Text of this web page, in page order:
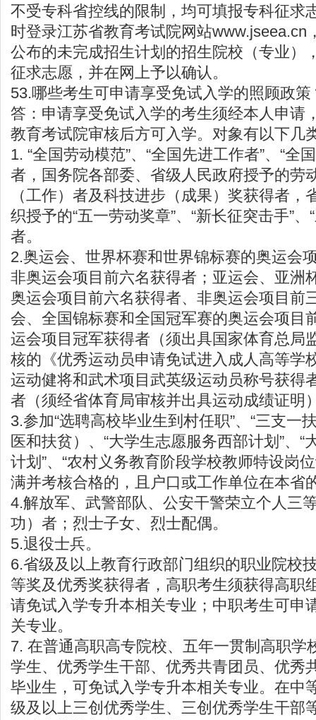
不受专科省控线的限制，均可填报专科征求
时登录江苏省教育考试院网站www.jseea.cn
公布的未完成招生计划的招生院校（专业）
征求志愿，并在网上予以确认。
53.哪些考生可申请享受免试入学的照顾政策
答：申请享受免试入学的考生须经本人申请
教育考试院审核后方可入学。对象有以下几
1. “全国劳动模范”、“全国先进工作者”、“全
者，国务院各部委、省级人民政府授予的劳
（工作）者及科技进步（成果）奖获得者，
织授予的“五一劳动奖章”、“新长征突击手”、
者。
2.奥运会、世界杯赛和世界锦标赛的奥运会
非奥运会项目前六名获得者；亚运会、亚洲
奥运会项目前六名获得者、非奥运会项目前
会、全国锦标赛和全国冠军赛的奥运会项目
运会项目冠军获得者（须出具国家体育总局
核的《优秀运动员申请免试进入成人高等学
运动健将和武术项目武英级运动员称号获得
者（须经省体育局审核并出具运动成绩证明
3.参加“选聘高校毕业生到村任职”、“三支一
医和扶贫）、“大学生志愿服务西部计划”、“
计划”、“农村义务教育阶段学校教师特设岗
满并考核合格的，且户口或工作单位在本省
4.解放军、武警部队、公安干警荣立个人三
功）者；烈士子女、烈士配偶。
5.退役士兵。
6.省级及以上教育行政部门组织的职业院校
等奖及优秀奖获得者，高职考生须获得高职
请免试入学专升本相关专业；中职考生可申
关专业。
7. 在普通高职高专院校、五年一贯制高职学
学生、优秀学生干部、优秀共青团员、优秀
毕业生，可免试入学专升本相关专业。在中
级及以上三创优秀学生、三创优秀学生干部